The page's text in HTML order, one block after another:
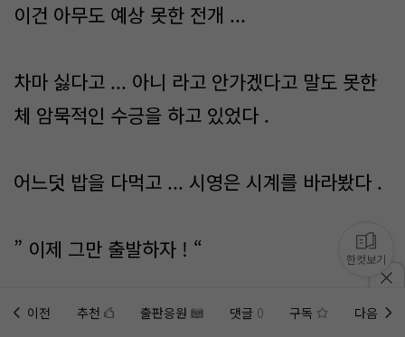
이건 아무도 예상 못한 전개 ...
차마 싫다고 ... 아니 라고 안가겠다고 말도 못한
체 암묵적인 수긍을 하고 있었다 .
어느덧 밥을 다먹고 ... 시영은 시계를 바라봤다 .
” 이제 그만 출발하자 ! “
내 발밑에 누군가가 잡고 있는 듯 .. 움직이지 않
이전 추천 출판응원 댓글 0 구독 다음
한컷보기
홈에미노벨 웹추가하기 미노벨 앱설치하기